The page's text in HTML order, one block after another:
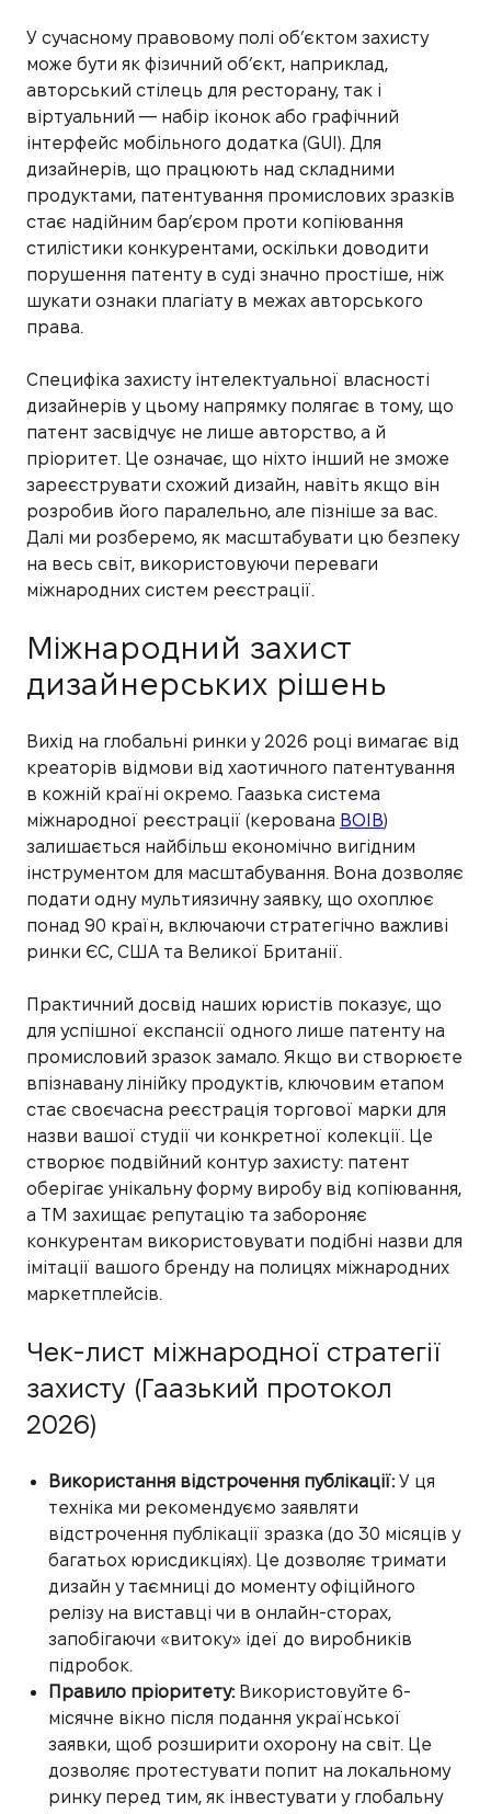
У сучасному правовому полі об’єктом захисту
може бути як фізичний об’єкт, наприклад,
авторський стілець для ресторану, так і
віртуальний — набір іконок або графічний
інтерфейс мобільного додатка (GUI). Для
дизайнерів, що працюють над складними
продуктами, патентування промислових зразків
стає надійним бар’єром проти копіювання
стилістики конкурентами, оскільки доводити
порушення патенту в суді значно простіше, ніж
шукати ознаки плагіату в межах авторського
права.
Специфіка захисту інтелектуальної власності
дизайнерів у цьому напрямку полягає в тому, що
патент засвідчує не лише авторство, а й
пріоритет. Це означає, що ніхто інший не зможе
зареєструвати схожий дизайн, навіть якщо він
розробив його паралельно, але пізніше за вас.
Далі ми розберемо, як масштабувати цю безпеку
на весь світ, використовуючи переваги
міжнародних систем реєстрації.
Міжнародний захист
дизайнерських рішень
Вихід на глобальні ринки у 2026 році вимагає від
креаторів відмови від хаотичного патентування
в кожній країні окремо. Гаазька система
міжнародної реєстрації (керована ВОІВ)
залишається найбільш економічно вигідним
інструментом для масштабування. Вона дозволяє
подати одну мультиязичну заявку, що охоплює
понад 90 країн, включаючи стратегічно важливі
ринки ЄС, США та Великої Британії.
Практичний досвід наших юристів показує, що
для успішної експансії одного лише патенту на
промисловий зразок замало. Якщо ви створюєте
впізнавану лінійку продуктів, ключовим етапом
стає своєчасна реєстрація торгової марки для
назви вашої студії чи конкретної колекції. Це
створює подвійний контур захисту: патент
оберігає унікальну форму виробу від копіювання,
а ТМ захищає репутацію та забороняє
конкурентам використовувати подібні назви для
імітації вашого бренду на полицях міжнародних
маркетплейсів.
Чек-лист міжнародної стратегії
захисту (Гаазький протокол
2026)
Використання відстрочення публікації:У ця
техніка ми рекомендуємо заявляти
відстрочення публікації зразка (до 30 місяців у
багатьох юрисдикціях). Це дозволяє тримати
дизайн у таємниці до моменту офіційного
релізу на виставці чи в онлайн-сторах,
запобігаючи «витоку» ідеї до виробників
підробок.
Правило пріоритету:Використовуйте 6-
місячне вікно після подання української
заявки, щоб розширити охорону на світ. Це
дозволяє протестувати попит на локальному
ринку перед тим, як інвестувати у глобальну